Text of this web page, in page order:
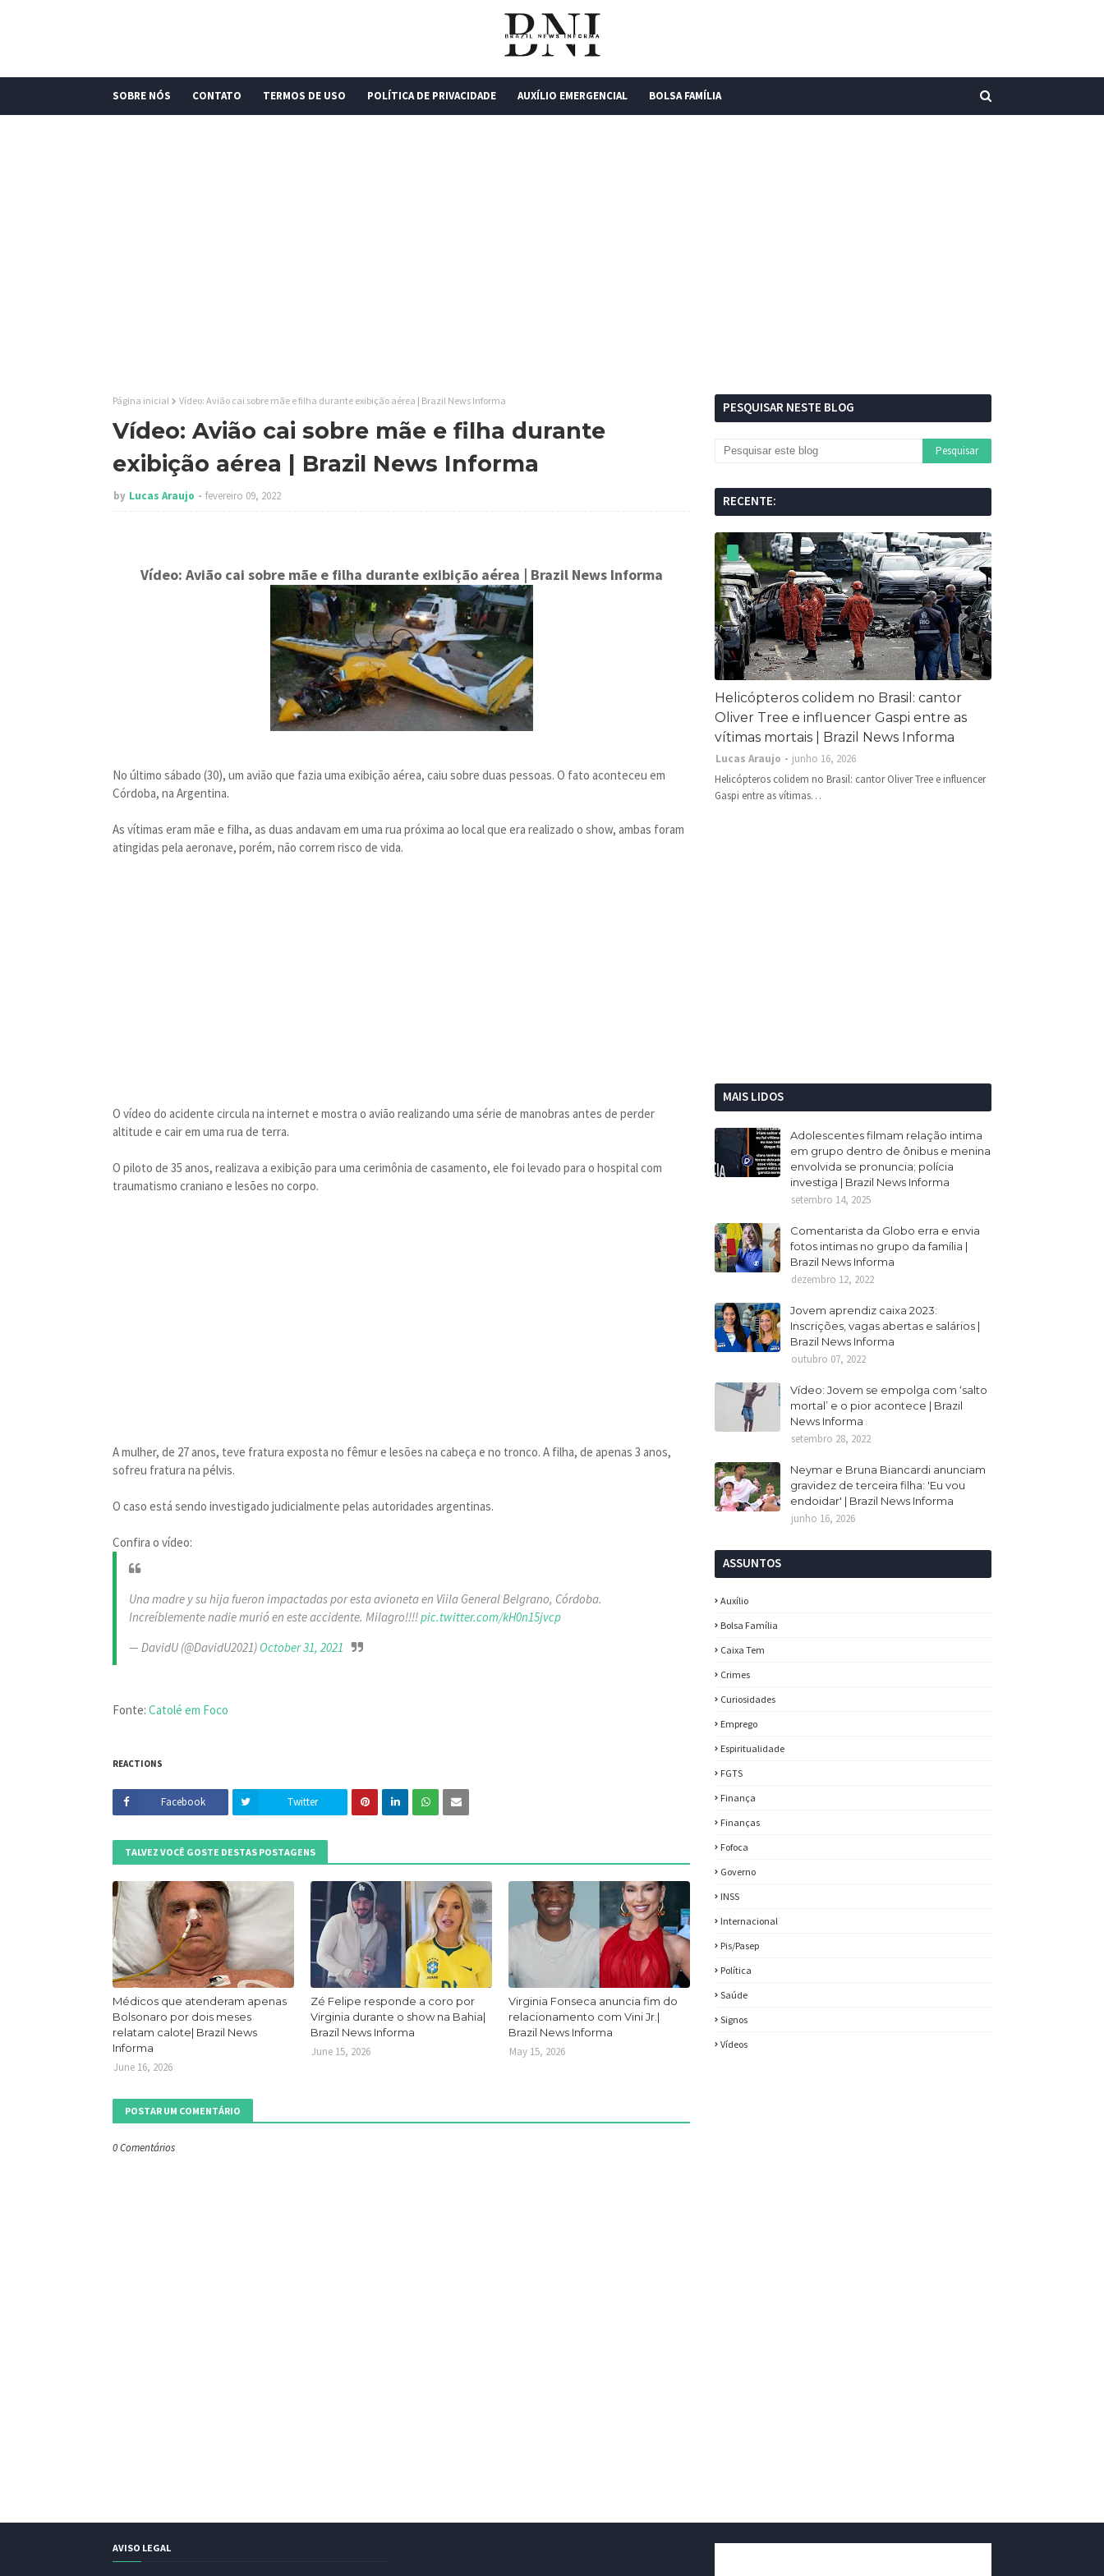
SOBRE NÓS CONTATO TERMOS DE USO POLÍTICA DE PRIVACIDADE AUXÍLIO EMERGENCIAL BOLSA FAMÍLIA
Página inicial Vídeo: Avião cai sobre mãe e filha durante exibição aérea | Brazil News Informa
Vídeo: Avião cai sobre mãe e filha durante
exibição aérea | Brazil News Informa
by Lucas Araujo fevereiro 09, 2022
Vídeo: Avião cai sobre mãe e filha durante exibição aérea | Brazil News Informa
No último sábado (30), um avião que fazia uma exibição aérea, caiu sobre duas pessoas. O fato aconteceu em
Córdoba, na Argentina.
As vítimas eram mãe e filha, as duas andavam em uma rua próxima ao local que era realizado o show, ambas foram
atingidas pela aeronave, porém, não correm risco de vida.
O vídeo do acidente circula na internet e mostra o avião realizando uma série de manobras antes de perder
altitude e cair em uma rua de terra.
O piloto de 35 anos, realizava a exibição para uma cerimônia de casamento, ele foi levado para o hospital com
traumatismo craniano e lesões no corpo.
A mulher, de 27 anos, teve fratura exposta no fêmur e lesões na cabeça e no tronco. A filha, de apenas 3 anos,
sofreu fratura na pélvis.
O caso está sendo investigado judicialmente pelas autoridades argentinas.
Confira o vídeo:
Una madre y su hija fueron impactadas por esta avioneta en Viila General Belgrano, Córdoba.
Increíblemente nadie murió en este accidente. Milagro!!!!pic.twitter.com/kH0n15jvcp
— DavidU (@DavidU2021) October 31, 2021
Fonte: Catolé em Foco
REACTIONS
Facebook Twitter
TALVEZ VOCÊ GOSTE DESTAS POSTAGENS
Médicos que atenderam apenas
Bolsonaro por dois meses
relatam calote| Brazil News
Informa
June 16, 2026
Zé Felipe responde a coro por
Virginia durante o show na Bahia|
Brazil News Informa
June 15, 2026
Virginia Fonseca anuncia fim do
relacionamento com Vini Jr.|
Brazil News Informa
May 15, 2026
POSTAR UM COMENTÁRIO
0 Comentários
PESQUISAR NESTE BLOG
RECENTE:
Helicópteros colidem no Brasil: cantor
Oliver Tree e influencer Gaspi entre as
vítimas mortais | Brazil News Informa
Lucas Araujo
junho 16, 2026
Helicópteros colidem no Brasil: cantor Oliver Tree e influencer
Gaspi entre as vítimas…
MAIS LIDOS
Adolescentes filmam relação intima
em grupo dentro de ônibus e menina
envolvida se pronuncia; polícia
investiga | Brazil News Informa
setembro 14, 2025
Comentarista da Globo erra e envia
fotos intimas no grupo da família |
Brazil News Informa
dezembro 12, 2022
Jovem aprendiz caixa 2023:
Inscrições, vagas abertas e salários |
Brazil News Informa
outubro 07, 2022
Vídeo: Jovem se empolga com ‘salto
mortal’ e o pior acontece | Brazil
News Informa
setembro 28, 2022
Neymar e Bruna Biancardi anunciam
gravidez de terceira filha: 'Eu vou
endoidar' | Brazil News Informa
junho 16, 2026
ASSUNTOS
Auxílio
Bolsa Família
Caixa Tem
Crimes
Curiosidades
Emprego
Espiritualidade
FGTS
Finança
Finanças
Fofoca
Governo
INSS
Internacional
Pis/Pasep
Política
Saúde
Signos
Vídeos
AVISO LEGAL